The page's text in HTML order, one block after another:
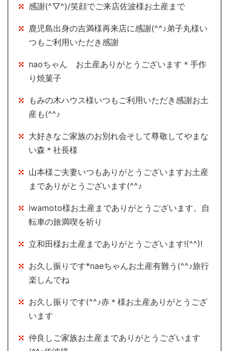
感謝(^▽^)/笑顔でご来店佐波様お土産まで
鹿児島出身の吉満様再来店に感謝(^^♪弟子丸様い
つもご利用いただき感謝
naoちゃん お土産ありがとうございます＊手作
り焼菓子
もみの木ハウス様いつもご利用いただき感謝お土
産も(^^♪
大好きなご家族のお別れ会そして尊敬してやまな
い森＊社長様
山本様ご夫妻いつもありがとうございますお土産
までありがとうございます(^^♪
iwamoto様お土産までありがとうございます。自
転車の旅満喫を祈り
立和田様お土産までありがとうございます!(^^)!
お久し振りです*naeちゃんお土産有難う(^^♪旅行
楽しんでね
お久し振りです(^^♪赤＊様お土産ありがとうござ
います
仲良しご家族お土産までありがとうございます